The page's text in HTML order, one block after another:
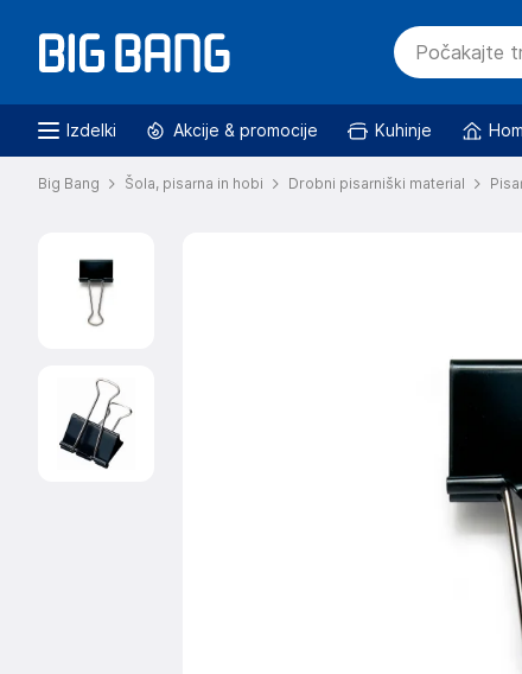
Izdelki Akcije & promocije Kuhinje
Big Bang Šola, pisarna in hobi Drobni pisarniški material